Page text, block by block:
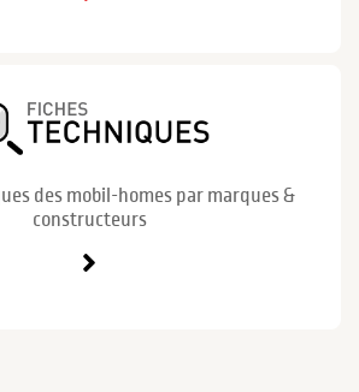
des mobil-homes par marques &
constructeurs